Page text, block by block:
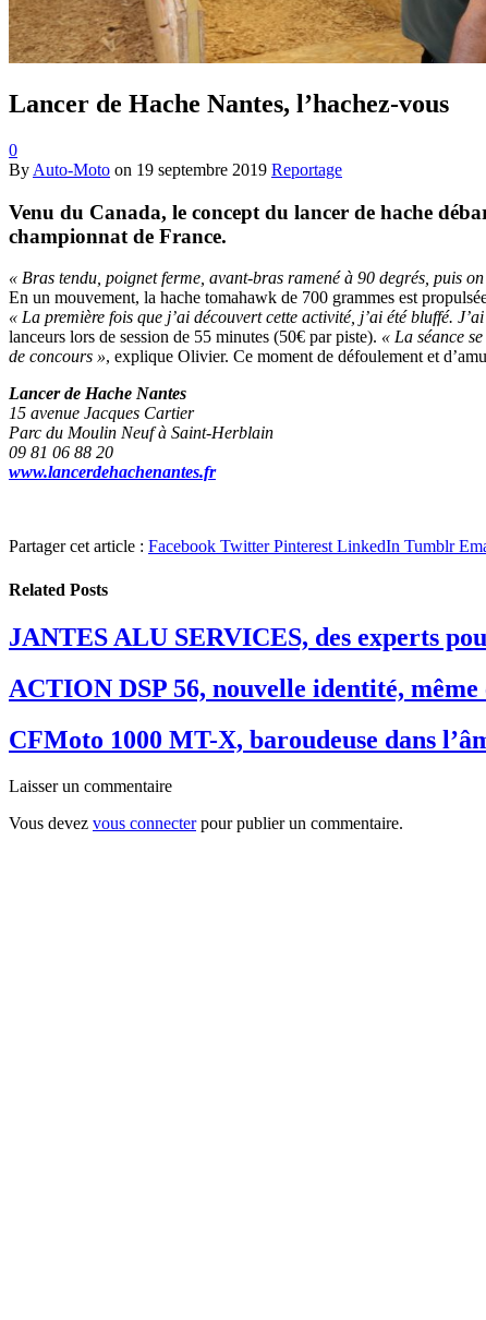
Lancer de Hache Nantes, l’hachez-vous
0
By Auto-Moto on 19 septembre 2019 Reportage
Venu du Canada, le concept du lancer de hache
championnat de France.
« Bras tendu, poignet ferme, avant-bras ramené à 90 degrés, puis
En un mouvement, la hache tomahawk de 700 grammes est
« La première fois que j’ai découvert cette activité, j’ai été bluffé.
lanceurs lors de session de 55 minutes (50€ par piste). « La séance
de concours », explique Olivier. Ce moment de défoulement et
Lancer de Hache Nantes
15 avenue Jacques Cartier
Parc du Moulin Neuf à Saint-Herblain
09 81 06 88 20
www.lancerdehachenantes.fr
Partager cet article : Facebook Twitter Pinterest LinkedIn Tumblr
Related Posts
JANTES ALU SERVICES, des experts
ACTION DSP 56, nouvelle identité, même
CFMoto 1000 MT-X, baroudeuse dans
Laisser un commentaire
Vous devez vous connecterpour publier un commentaire.